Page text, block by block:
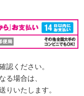
認ください。
る場合は、
りいたします。